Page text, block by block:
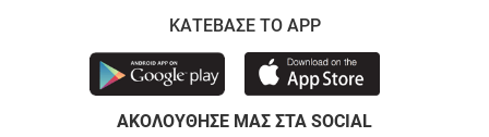
ΚΑΤΕΒΑΣΕ ΤΟ APP
ΑΚΟΛΟΥΘΗΣΕ ΜΑΣ ΣΤΑ SOCIAL